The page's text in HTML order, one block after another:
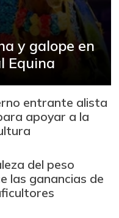
y galope en
Equina
entrante alista
apoyar a la
del peso
las ganancias de